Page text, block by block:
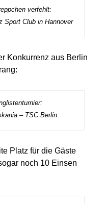
verfehlt:
Sport Club in Hannover
Konkurrenz aus Berlin
– TSC Berlin
Platz für die Gäste
noch 10 Einsen